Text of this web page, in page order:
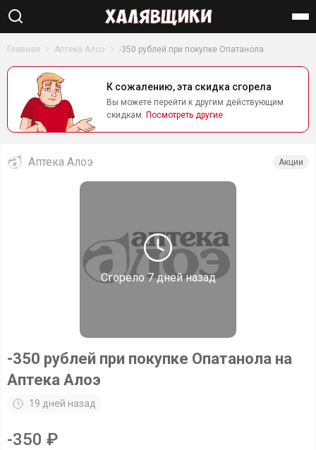
Главная Аптека Алоэ -350 рублей при покупке Опатанола
К сожалению, эта скидка сгорела
Вы можете перейти к другим действующим
скидкам. Посмотреть другие
Сгорело7 дней назад
Аптека Алоэ Акции
-350 рублей при покупке Опатанола на
Аптека Алоэ
19 дней назад
-350 ₽